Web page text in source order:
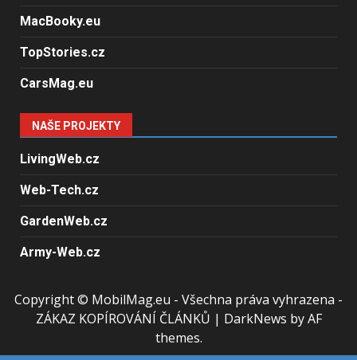
MacBooky.eu
TopStories.cz
CarsMag.eu
NAŠE PROJEKTY
LivingWeb.cz
Web-Tech.cz
GardenWeb.cz
Army-Web.cz
Copyright © MobilMag.eu - Všechna práva vyhrazena -
ZÁKAZ KOPÍROVÁNÍ ČLÁNKŮ | DarkNews by AF
themes.